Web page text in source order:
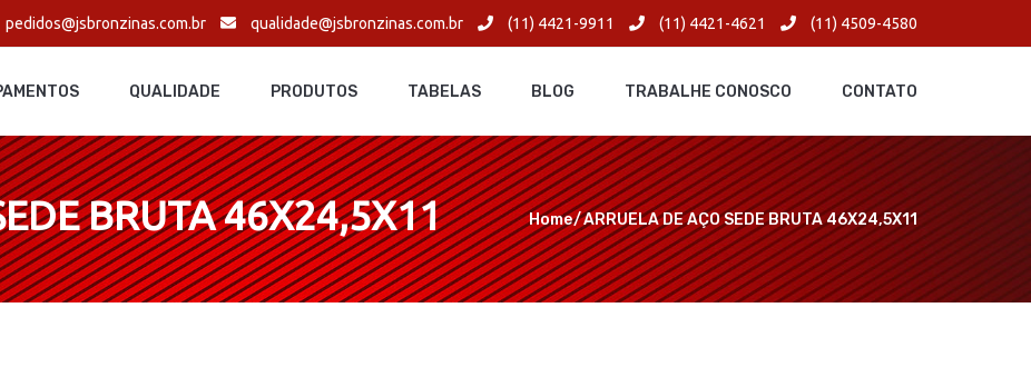
pedidos@jsbronzinas.com.br qualidade@jsbronzinas.com.br (11) 4421-9911 (11) 4421-4621 (11) 4509-4580
QUALIDADE PRODUTOS TABELAS BLOG TRABALHE CONOSCO CONTATO
BRUTA 46X24,5X11 Home ARRUELA DE AÇO SEDE BRUTA 46X24,5X11